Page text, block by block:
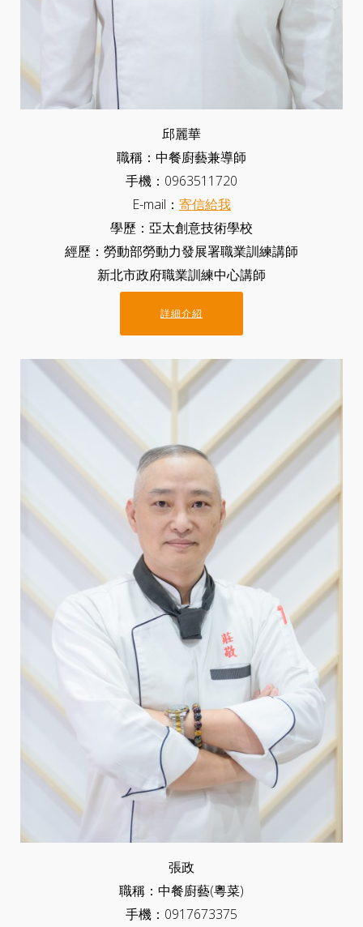
邱麗華
職稱：中餐廚藝兼導師
手機：0963511720
E-mail： 寄信給我
學歷：亞太創意技術學校
經歷：勞動部勞動力發展署職業訓練講師
新北市政府職業訓練中心講師
詳細介紹
張政
職稱：中餐廚藝(粵菜)
手機：0917673375